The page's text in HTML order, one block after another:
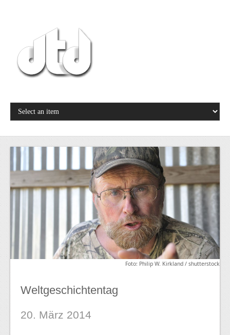
Foto: Philip W. Kirkland / shutterstock
Weltgeschichtentag
20. März 2014